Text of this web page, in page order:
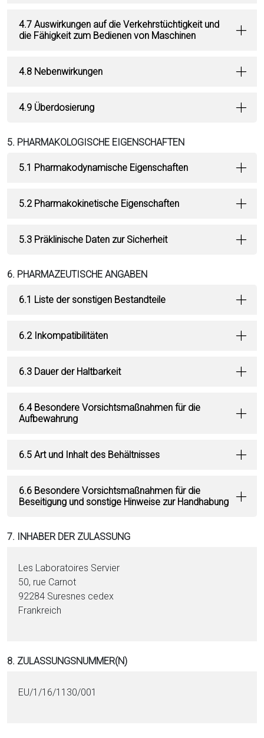
4.7 Auswirkungen auf die Verkehrstüchtigkeit und
die Fähigkeit zum Bedienen von Maschinen
4.8 Nebenwirkungen
4.9 Überdosierung
5. PHARMAKOLOGISCHE EIGENSCHAFTEN
5.1 Pharmakodynamische Eigenschaften
5.2 Pharmakokinetische Eigenschaften
5.3 Präklinische Daten zur Sicherheit
6. PHARMAZEUTISCHE ANGABEN
6.1 Liste der sonstigen Bestandteile
6.2 Inkompatibilitäten
6.3 Dauer der Haltbarkeit
6.4 Besondere Vorsichtsmaßnahmen für die
Aufbewahrung
6.5 Art und Inhalt des Behältnisses
6.6 Besondere Vorsichtsmaßnahmen für die
Beseitigung und sonstige Hinweise zur Handhabung
7. INHABER DER ZULASSUNG
Les Laboratoires Servier
50, rue Carnot
92284 Suresnes cedex
Frankreich
8. ZULASSUNGSNUMMER(N)
EU/1/16/1130/001